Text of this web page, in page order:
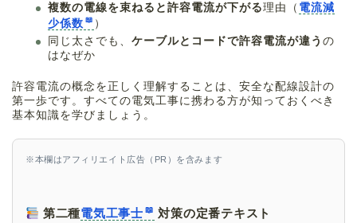
複数の電線を束ねると許容電流が下がる理由（ 電流減
少係数
）
同じ太さでも、 ケーブルとコードで許容電流が違う の
はなぜか
許容電流の概念を正しく理解することは、安全な配線設計の
第一歩です。すべての電気工事に携わる方が知っておくべき
基本知識を学びましょう。
※本欄はアフィリエイト広告（PR）を含みます
第二種電気工事士 対策の定番テキスト